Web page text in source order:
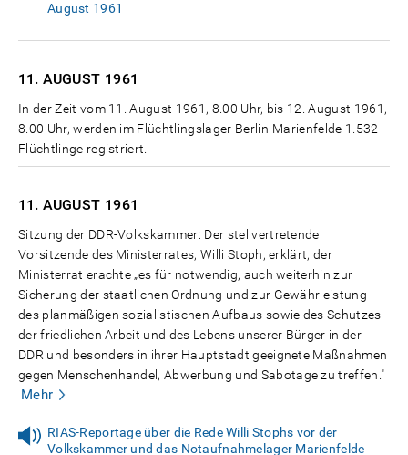
August 1961
11. AUGUST 1961
In der Zeit vom 11. August 1961, 8.00 Uhr, bis 12. August 1961,
8.00 Uhr, werden im Flüchtlingslager Berlin-Marienfelde 1.532
Flüchtlinge registriert.
11. AUGUST 1961
Sitzung der DDR-Volkskammer: Der stellvertretende
Vorsitzende des Ministerrates, Willi Stoph, erklärt, der
Ministerrat erachte „es für notwendig, auch weiterhin zur
Sicherung der staatlichen Ordnung und zur Gewährleistung
des planmäßigen sozialistischen Aufbaus sowie des Schutzes
der friedlichen Arbeit und des Lebens unserer Bürger in der
DDR und besonders in ihrer Hauptstadt geeignete Maßnahmen
gegen Menschenhandel, Abwerbung und Sabotage zu treffen."
Mehr
RIAS-Reportage über die Rede Willi Stophs vor der
Volkskammer und das Notaufnahmelager Marienfelde